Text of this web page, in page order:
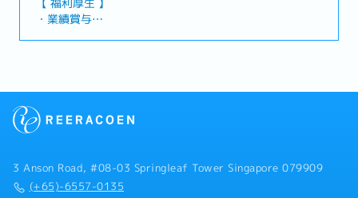
限内に成果物を納品・内部システムを活用した文書
てのみでなくビジネスパーソンとしても成長できる
環境です。【 業務内容 】・シンガポール進出支
援・会計・税務サポート（月次のデータ入力や帳票
築・その他必要に応じた業務
【 福利厚生 】
・業績賞与
3 Anson Road, #08-03 Springleaf Tower Singapore 079909
(+65)-6557-0135